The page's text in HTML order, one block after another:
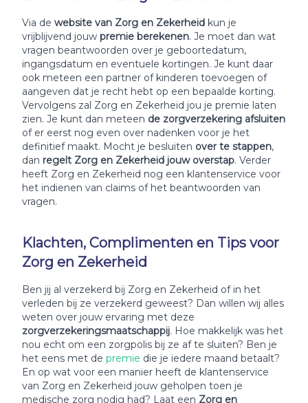
Via de website van Zorg en Zekerheid kun je
vrijblijvend jouw premie berekenen. Je moet dan wat
vragen beantwoorden over je geboortedatum,
ingangsdatum en eventuele kortingen. Je kunt daar
ook meteen een partner of kinderen toevoegen of
aangeven dat je recht hebt op een bepaalde korting.
Vervolgens zal Zorg en Zekerheid jou je premie laten
zien. Je kunt dan meteen de zorgverzekering afsluiten
of er eerst nog even over nadenken voor je het
definitief maakt. Mocht je besluiten over te stappen,
dan regelt Zorg en Zekerheid jouw overstap. Verder
heeft Zorg en Zekerheid nog een klantenservice voor
het indienen van claims of het beantwoorden van
vragen.
Klachten, Complimenten en Tips voor
Zorg en Zekerheid
Ben jij al verzekerd bij Zorg en Zekerheid of in het
verleden bij ze verzekerd geweest? Dan willen wij alles
weten over jouw ervaring met deze
zorgverzekeringsmaatschappij. Hoe makkelijk was het
nou echt om een zorgpolis bij ze af te sluiten? Ben je
het eens met de premie die je iedere maand betaalt?
En op wat voor een manier heeft de klantenservice
van Zorg en Zekerheid jouw geholpen toen je
medische zorg nodig had? Laat een Zorg en